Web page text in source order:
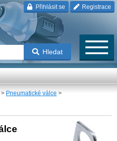
Přihlásit se Registrace
Hledat
> Pneumatické válce >